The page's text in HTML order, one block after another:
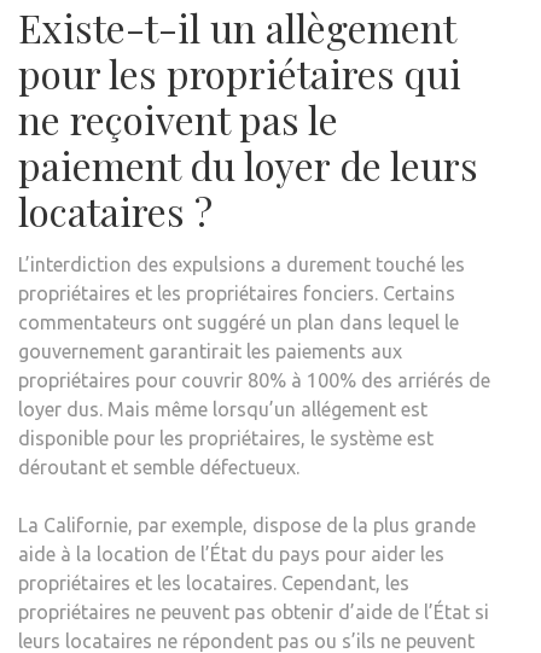
Existe-t-il un allègement
pour les propriétaires qui
ne reçoivent pas le
paiement du loyer de leurs
locataires ?
L’interdiction des expulsions a durement touché les
propriétaires et les propriétaires fonciers. Certains
commentateurs ont suggéré un plan dans lequel le
gouvernement garantirait les paiements aux
propriétaires pour couvrir 80% à 100% des arriérés de
loyer dus. Mais même lorsqu’un allégement est
disponible pour les propriétaires, le système est
déroutant et semble défectueux.
La Californie, par exemple, dispose de la plus grande
aide à la location de l’État du pays pour aider les
propriétaires et les locataires. Cependant, les
propriétaires ne peuvent pas obtenir d’aide de l’État si
leurs locataires ne répondent pas ou s’ils ne peuvent